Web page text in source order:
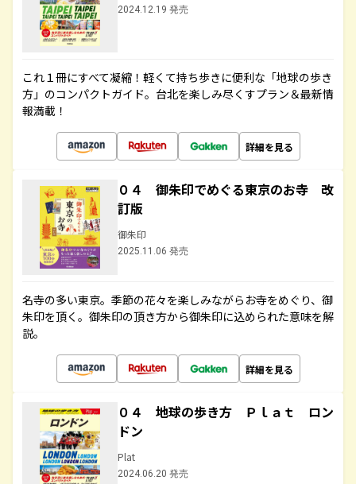
2024.12.19 発売
これ１冊にすべて凝縮！軽くて持ち歩きに便利な「地球の歩き
方」のコンパクトガイド。台北を楽しみ尽くすプラン＆最新情
報満載！
詳細を見る
０４ 御朱印でめぐる東京のお寺 改
訂版
御朱印
2025.11.06 発売
名寺の多い東京。季節の花々を楽しみながらお寺をめぐり、御
朱印を頂く。御朱印の頂き方から御朱印に込められた意味を解
説。
詳細を見る
０４ 地球の歩き方 Ｐｌａｔ ロン
ドン
Plat
2024.06.20 発売